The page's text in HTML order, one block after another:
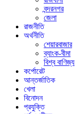
বন্দরনগর
জেলা
রাজনীতি
অর্থনীতি
শেয়ারবাজার
ব্যাংক-বীমা
বিশ্ব বাণিজ্য
কর্পোরেট
আন্তর্জাতিক
খেলা
বিনোদন
প্রযুক্তি